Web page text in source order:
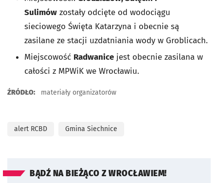
Sulimów zostały odcięte od wodociągu
sieciowego Święta Katarzyna i obecnie są
zasilane ze stacji uzdatniania wody w Groblicach.
Miejscowość Radwanice jest obecnie zasilana w
całości z MPWiK we Wrocławiu.
ŹRÓDŁO: materiały organizatorów
alert RCBD Gmina Siechnice
BĄDŹ NA BIEŻĄCO Z WROCŁAWIEM!